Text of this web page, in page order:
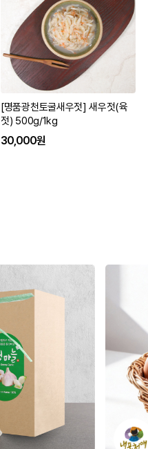
[명품광천토굴새우젓] 새우젓(육
젓) 500g/1kg
30,000원